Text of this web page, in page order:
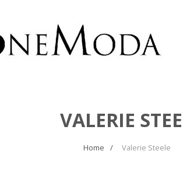
VALERIE
Home Valerie Steele